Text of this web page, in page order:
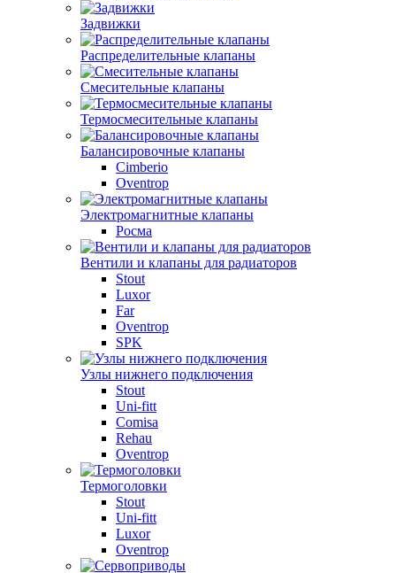
Задвижки
Распределительные клапаны
Cмесительные клапаны
Термосмесительные клапаны
Балансировочные клапаны
Cimberio
Oventrop
Электромагнитные клапаны
Росма
Вентили и клапаны для радиаторов
Stout
Luxor
Far
Oventrop
SPK
Узлы нижнего подключения
Stout
Uni-fitt
Comisa
Rehau
Oventrop
Термоголовки
Stout
Uni-fitt
Luxor
Oventrop